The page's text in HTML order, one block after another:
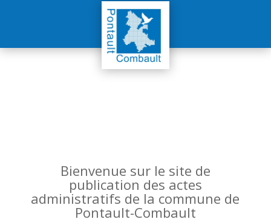
Bienvenue sur le site de
publication des actes
administratifs de la commune de
Pontault-Combault